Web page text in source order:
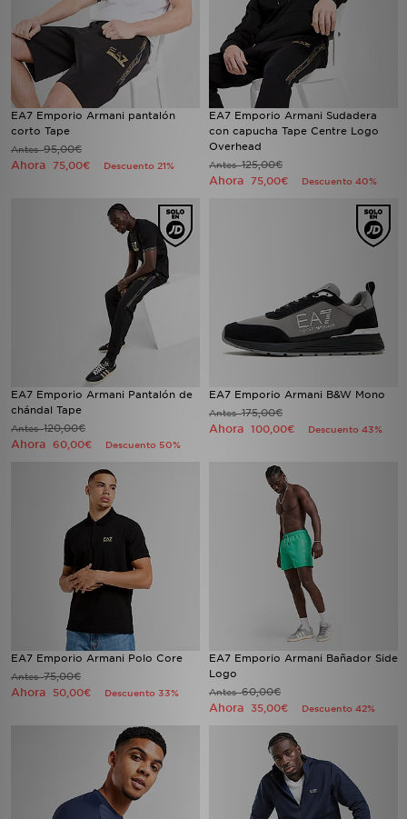
EA7 Emporio Armani pantalón
corto Tape
Antes95,00€
Ahora 75,00€ Descuento 21%
EA7 Emporio Armani Sudadera
con capucha Tape Centre Logo
Overhead
Antes125,00€
Ahora 75,00€ Descuento 40%
EA7 Emporio Armani Pantalón de
chándal Tape
Antes120,00€
Ahora 60,00€ Descuento 50%
EA7 Emporio Armani B&W Mono
Antes175,00€
Ahora 100,00€ Descuento 43%
EA7 Emporio Armani Polo Core
Antes75,00€
Ahora 50,00€ Descuento 33%
EA7 Emporio Armani Bañador Side
Logo
Antes60,00€
Ahora 35,00€ Descuento 42%